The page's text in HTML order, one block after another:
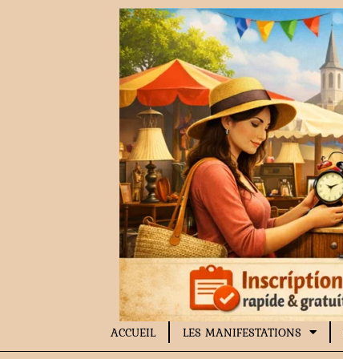
ACCUEIL LES MANIFESTATIONS